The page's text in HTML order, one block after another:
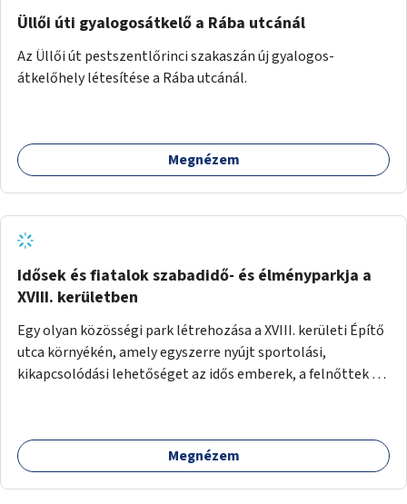
Üllői úti gyalogosátkelő a Rába utcánál
Az Üllői út pestszentlőrinci szakaszán új gyalogos-
átkelőhely létesítése a Rába utcánál.
Megnézem
Idősek és fiatalok szabadidő- és élményparkja a
XVIII. kerületben
Egy olyan közösségi park létrehozása a XVIII. kerületi Építő
utca környékén, amely egyszerre nyújt sportolási,
kikapcsolódási lehetőséget az idős emberek, a felnőttek és
Megnézem